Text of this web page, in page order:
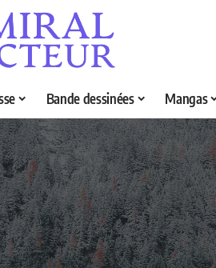
Bande dessinées Mangas